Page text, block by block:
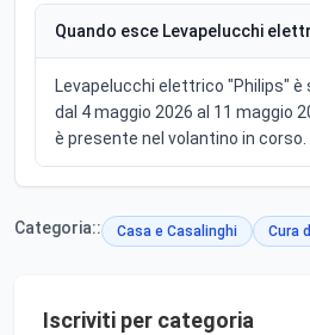
Quando esce Levapelucchi
Levapelucchi elettrico "Philips" è
dal 4 maggio 2026 al 11 maggio
è presente nel volantino in corso.
Categoria:: Casa e Casalinghi Cura
Iscriviti per categoria